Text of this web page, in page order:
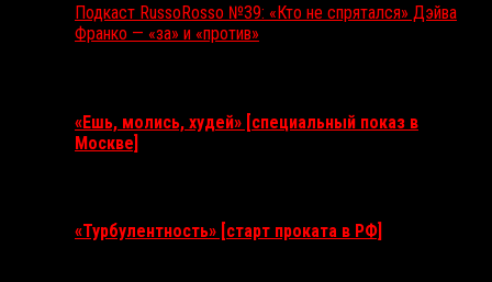
Подкаст RussoRosso №39: «Кто не спрятался» Дэйва
Франко — «за» и «против»
«Ешь, молись, худей» [специальный показ в
Москве]
«Турбулентность» [старт проката в РФ]